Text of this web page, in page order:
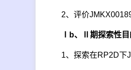
2、评价
Ⅰb、Ⅱ期探索性目
1、探索在RP2D下